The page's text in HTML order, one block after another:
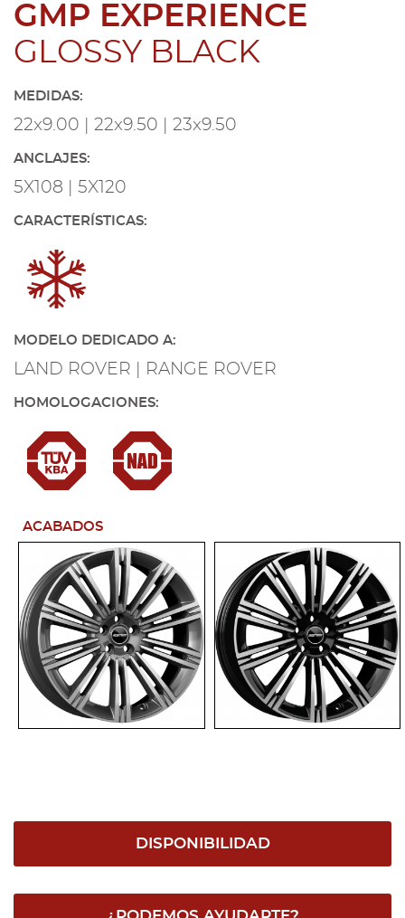
GMP EXPERIENCE
GLOSSY BLACK
MEDIDAS:
22x9.00 | 22x9.50 | 23x9.50
ANCLAJES:
5X108 | 5X120
CARACTERÍSTICAS:
MODELO DEDICADO A:
LAND ROVER | RANGE ROVER
HOMOLOGACIONES:
ACABADOS
DISPONIBILIDAD